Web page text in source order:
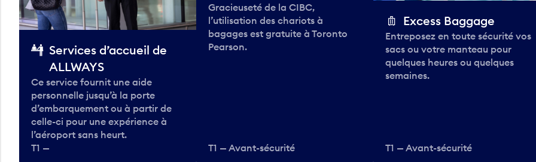
Services d’accueil de
ALLWAYS
Ce service fournit une aide
personnelle jusqu’à la porte
d’embarquement ou à partir de
celle-ci pour une expérience à
l’aéroport sans heurt.
T1 —
Gracieuseté de la CIBC,
l’utilisation des chariots à
bagages est gratuite à Toronto
Pearson.
T1 — Avant-sécurité
Excess Baggage
Entreposez en toute sécurité vos
sacs ou votre manteau pour
quelques heures ou quelques
semaines.
T1 — Avant-sécurité